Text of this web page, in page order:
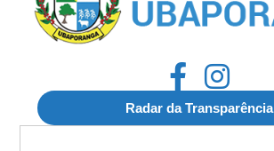
Radar da Transparência